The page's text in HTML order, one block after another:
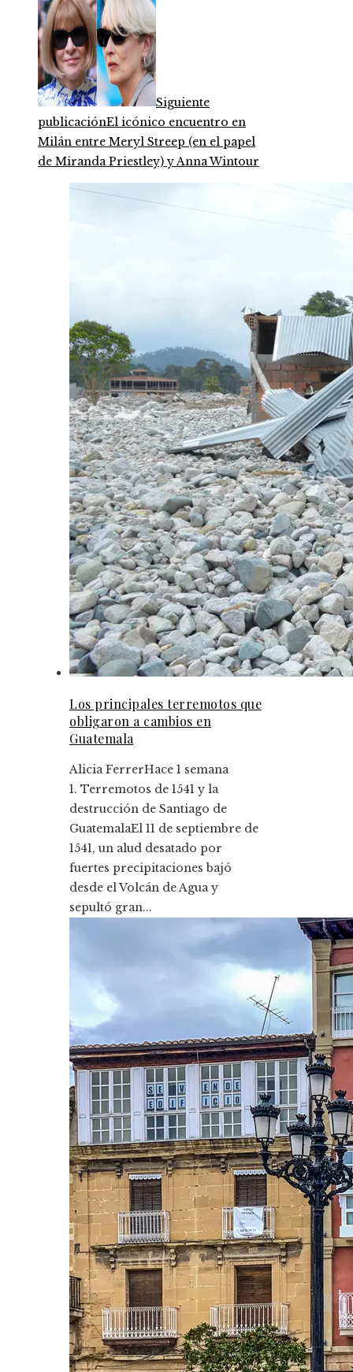
Siguiente
publicaciónEl icónico encuentro en
Milán entre Meryl Streep (en el papel
de Miranda Priestley) y Anna Wintour
Los principales terremotos que
obligaron a cambios en
Guatemala
Alicia FerrerHace 1 semana
1. Terremotos de 1541 y la
destrucción de Santiago de
GuatemalaEl 11 de septiembre de
1541, un alud desatado por
fuertes precipitaciones bajó
desde el Volcán de Agua y
sepultó gran...